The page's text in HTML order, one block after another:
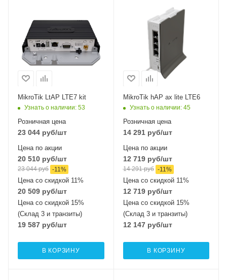
Один LTE7
Проводные,
оптические
интерфейсы
2.4 ГГц 802.11b/g/n
MIMO2x2
MikroTik LtAP LTE7 kit
Узнать о наличии: 53
Розничная цена
23 044 руб/шт
Цена по акции
20 510 руб/шт
23 044руб -11 %
Цена со скидкой 11%
20 509 руб/шт
Цена со скидкой 15%
(Склад 3 и транзиты)
19 587 руб/шт
В КОРЗИНУ
Один 2G / 3G / LTE6
Проводные,
оптические
интерфейсы
4xGigabit
2.4 ГГц
802.11b/g/n/ax
MIMO2x2
MikroTik hAP ax lite LTE6
Узнать о наличии: 45
Розничная цена
14 291руб/шт
Цена по акции
12 719руб/шт
14 291руб -11 %
Цена со скидкой 11%
12 719руб/шт
Цена со скидкой 15%
(Склад 3 и транзиты)
12 147руб/шт
В КОРЗИНУ